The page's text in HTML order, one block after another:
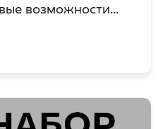
возможности…